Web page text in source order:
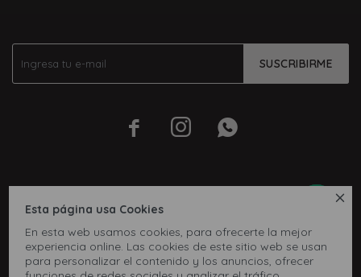

Esta página usa Cookies
En esta web usamos cookies, para ofrecerte la mejor
experiencia online. Las cookies de este sitio web se usan
para personalizar el contenido y los anuncios, ofrecer
SUSCRIBIRME
  